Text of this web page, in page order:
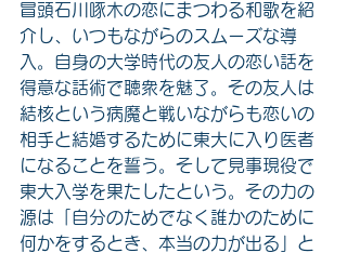
冒頭石川啄木の恋にまつわる和歌を紹
介し、いつもながらのスムーズな導
入。自身の大学時代の友人の恋い話を
得意な話術で聴衆を魅了。その友人は
結核という病魔と戦いながらも恋いの
相手と結婚するために東大に入り医者
になることを誓う。そして見事現役で
東大入学を果たしたという。その力の
源は「自分のためでなく誰かのために
何かをするとき、本当の力が出る」と